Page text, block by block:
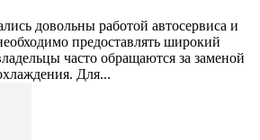
довольны работой автосервиса и
предоставлять широкий
часто обращаются за заменой
Для...